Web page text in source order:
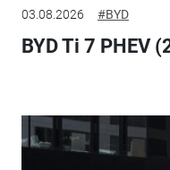
03.08.2026 #BYD
BYD Ti 7 PHEV